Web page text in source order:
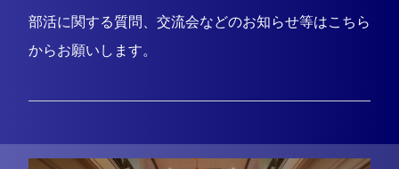
部活に関する質問、交流会などのお知らせ等はこちら
からお願いします。